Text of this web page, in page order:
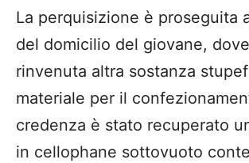
La perquisizione è proseguita
del domicilio del giovane,
rinvenuta altra sostanza
materiale per il
credenza è stato recuperato
in cellophane sottovuoto